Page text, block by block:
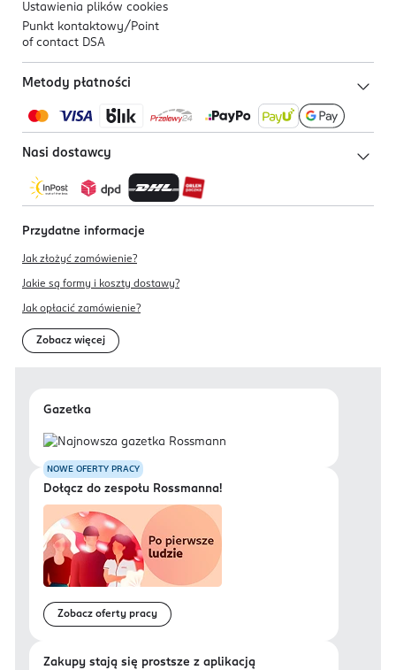
Ustawienia plików cookies
Punkt kontaktowy/ Point
of contact DSA
Metody płatności
Nasi dostawcy
Przydatne informacje
Jak złożyć zamówienie?
Jakie są formy i koszty dostawy?
Jak opłacić zamówienie?
Zobacz więcej
Gazetka
NOWE OFERTY PRACY
Dołącz do zespołu Rossmanna!
Zobacz oferty pracy
Zakupy stają się prostsze z aplikacją